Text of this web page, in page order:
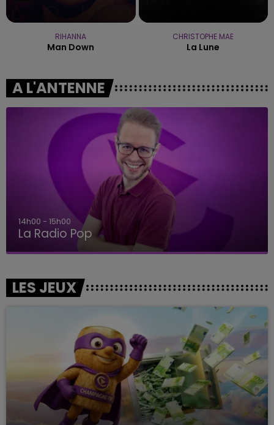
RIHANNA
Man Down
CHRISTOPHE MAE
La Lune
A L'ANTENNE
14h00 - 15h00
La Radio Pop
LES JEUX